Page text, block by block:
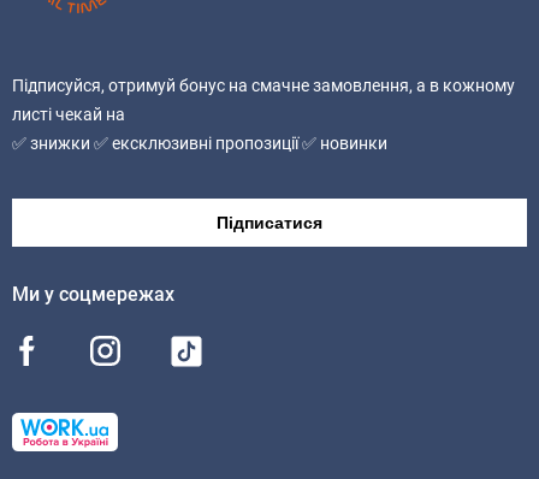
Підписуйся, отримуй бонус на смачне замовлення, а в кожному
листі чекай на
✅ знижки ✅ ексклюзивні пропозиції ✅ новинки
Підписатися
Ми у соцмережах